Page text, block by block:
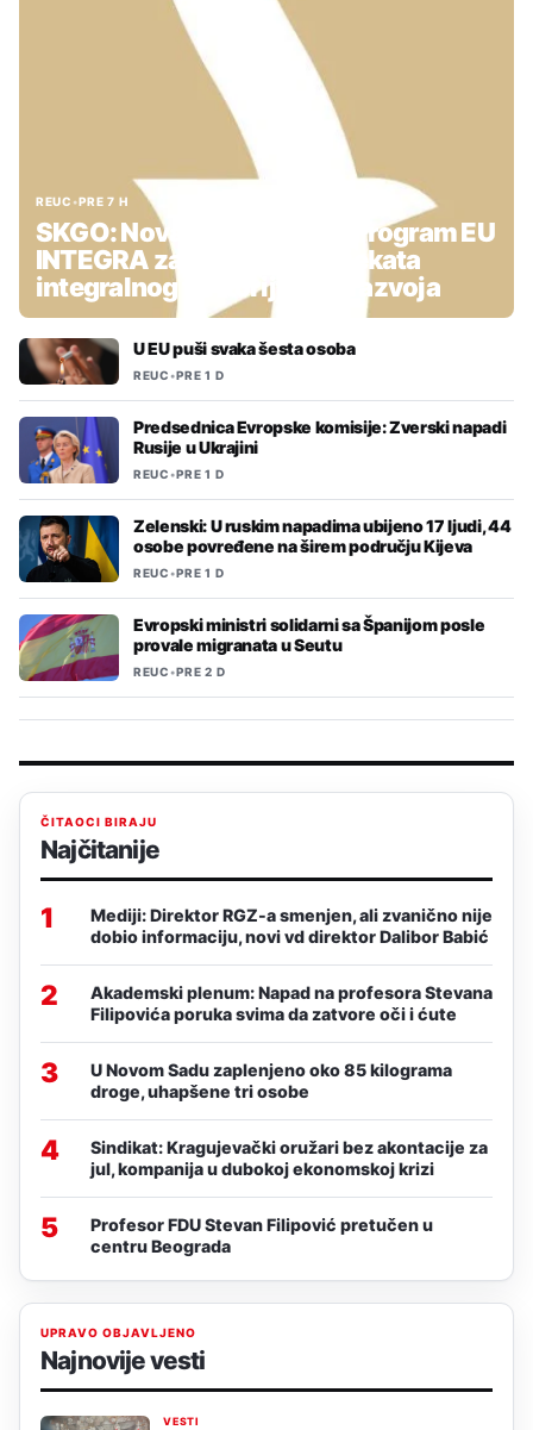
REUC •PRE 7 H
SKGO: Nova podrška kroz Program EU
INTEGRA za pripremu projekata
integralnog teritorijalnog razvoja
U EU puši svaka šesta osoba
REUC•PRE 1 D
Predsednica Evropske komisije: Zverski napadi
Rusije u Ukrajini
REUC•PRE 1 D
Zelenski: U ruskim napadima ubijeno 17 ljudi, 44
osobe povređene na širem području Kijeva
REUC•PRE 1 D
Evropski ministri solidarni sa Španijom posle
provale migranata u Seutu
REUC•PRE 2 D
ČITAOCI BIRAJU
Najčitanije
1
Mediji: Direktor RGZ-a smenjen, ali zvanično nije
dobio informaciju, novi vd direktor Dalibor Babić
2
Akademski plenum: Napad na profesora Stevana
Filipovića poruka svima da zatvore oči i ćute
3
U Novom Sadu zaplenjeno oko 85 kilograma
droge, uhapšene tri osobe
4
Sindikat: Kragujevački oružari bez akontacije za
jul, kompanija u dubokoj ekonomskoj krizi
5
Profesor FDU Stevan Filipović pretučen u
centru Beograda
UPRAVO OBJAVLJENO
Najnovije vesti
VESTI